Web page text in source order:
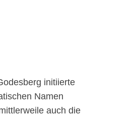
initiierte
Namen
auch die